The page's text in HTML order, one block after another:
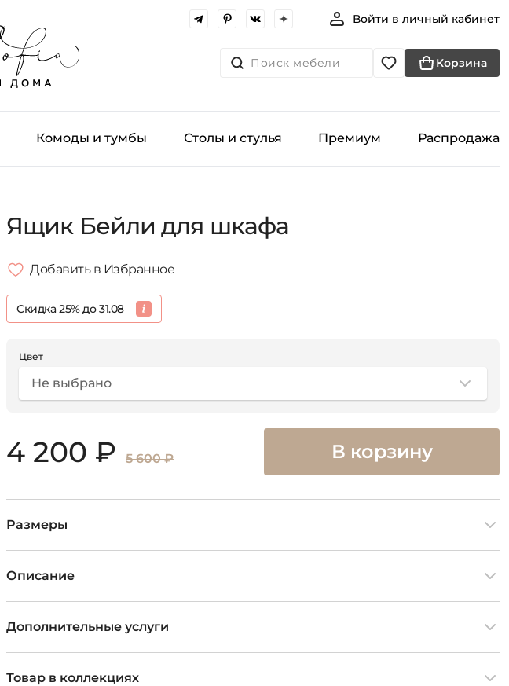
Войти в личный кабинет
Поиск мебели Корзина
Комоды и тумбы Столы и стулья Премиум Распродажа
Ящик Бейли для шкафа
Добавить в Избранное
Скидка 25% до 31.08
Цвет
Не выбрано
4 200 ₽ 5 600 ₽ В корзину
Размеры
Описание
Дополнительные услуги
Товар в коллекциях